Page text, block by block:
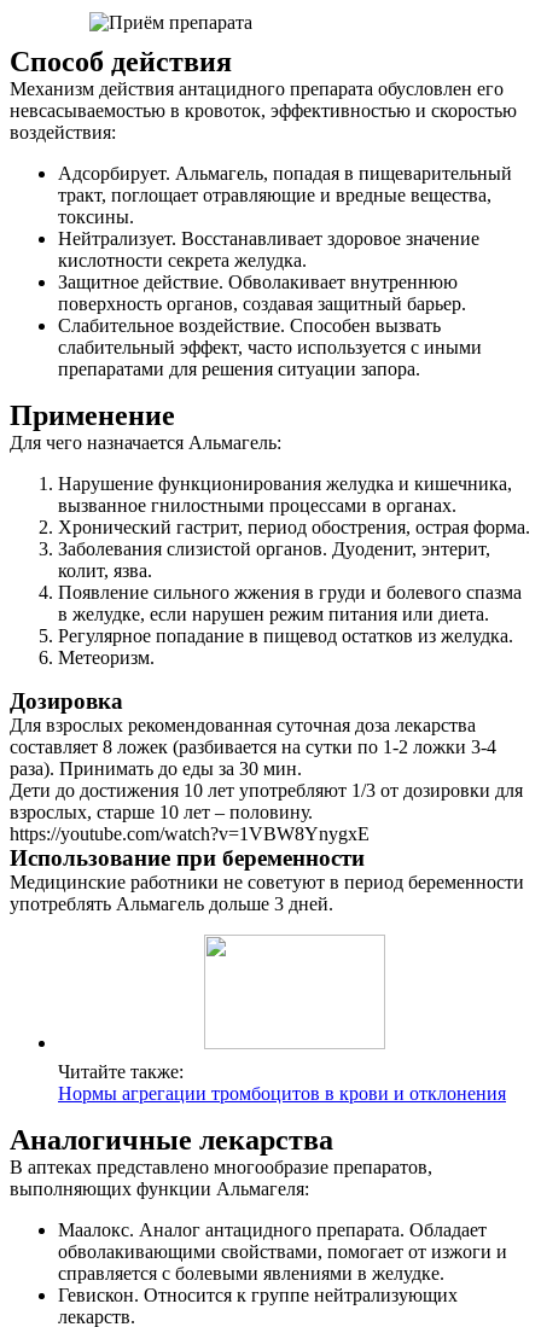
Способ действия
Механизм действия антацидного препарата обусловлен его
невсасываемостью в кровоток, эффективностью и скоростью
воздействия:
Адсорбирует. Альмагель, попадая в пищеварительный
тракт, поглощает отравляющие и вредные вещества,
токсины.
Нейтрализует. Восстанавливает здоровое значение
кислотности секрета желудка.
Защитное действие. Обволакивает внутреннюю
поверхность органов, создавая защитный барьер.
Слабительное воздействие. Способен вызвать
слабительный эффект, часто используется с иными
препаратами для решения ситуации запора.
Применение
Для чего назначается Альмагель:
Нарушение функционирования желудка и кишечника,
вызванное гнилостными процессами в органах.
Хронический гастрит, период обострения, острая форма.
Заболевания слизистой органов. Дуоденит, энтерит,
колит, язва.
Появление сильного жжения в груди и болевого спазма
в желудке, если нарушен режим питания или диета.
Регулярное попадание в пищевод остатков из желудка.
Метеоризм.
Дозировка
Для взрослых рекомендованная суточная доза лекарства
составляет 8 ложек (разбивается на сутки по 1-2 ложки 3-4
раза). Принимать до еды за 30 мин.
Дети до достижения 10 лет употребляют 1/3 от дозировки для
взрослых, старше 10 лет – половину.
https://youtube.com/watch?v=1VBW8YnygxE
Использование при беременности
Медицинские работники не советуют в период беременности
употреблять Альмагель дольше 3 дней.
Читайте также:
Нормы агрегации тромбоцитов в крови и отклонения
Аналогичные лекарства
В аптеках представлено многообразие препаратов,
выполняющих функции Альмагеля:
Маалокс. Аналог антацидного препарата. Обладает
обволакивающими свойствами, помогает от изжоги и
справляется с болевыми явлениями в желудке.
Гевискон. Относится к группе нейтрализующих
лекарств.